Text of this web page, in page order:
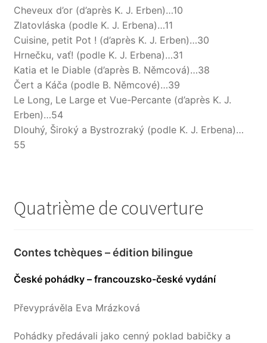
Cheveux d’or (d’après K. J. Erben)…10
Zlatovláska (podle K. J. Erbena)…11
Cuisine, petit Pot ! (d’après K. J. Erben)…30
Hrnečku, vať! (podle K. J. Erbena)…31
Katia et le Diable (d’après B. Němcová)…38
Čert a Káča (podle B. Němcové)…39
Le Long, Le Large et Vue-Percante (d’après K. J.
Erben)…54
Dlouhý, Široký a Bystrozraký (podle K. J. Erbena)…
55
Quatrième de couverture
Contes tchèques – édition bilingue
České pohádky – francouzsko-české vydání
Převyprávěla Eva Mrázková
Pohádky předávali jako cenný poklad babičky a